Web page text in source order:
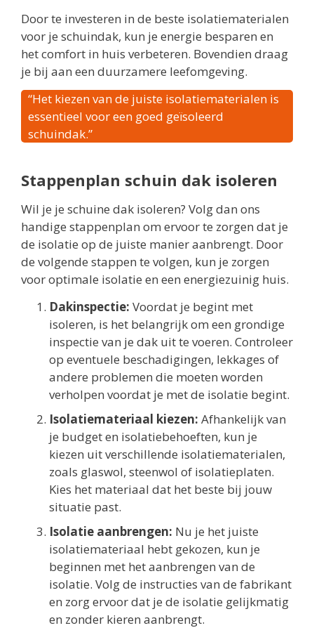
Door te investeren in de beste isolatiematerialen
voor je schuindak, kun je energie besparen en
het comfort in huis verbeteren. Bovendien draag
je bij aan een duurzamere leefomgeving.
“Het kiezen van de juiste isolatiematerialen is
essentieel voor een goed geïsoleerd
schuindak.”
Stappenplan schuin dak isoleren
Wil je je schuine dak isoleren? Volg dan ons
handige stappenplan om ervoor te zorgen dat je
de isolatie op de juiste manier aanbrengt. Door
de volgende stappen te volgen, kun je zorgen
voor optimale isolatie en een energiezuinig huis.
Dakinspectie: Voordat je begint met
isoleren, is het belangrijk om een grondige
inspectie van je dak uit te voeren. Controleer
op eventuele beschadigingen, lekkages of
andere problemen die moeten worden
verholpen voordat je met de isolatie begint.
Isolatiemateriaal kiezen: Afhankelijk van
je budget en isolatiebehoeften, kun je
kiezen uit verschillende isolatiematerialen,
zoals glaswol, steenwol of isolatieplaten.
Kies het materiaal dat het beste bij jouw
situatie past.
Isolatie aanbrengen: Nu je het juiste
isolatiemateriaal hebt gekozen, kun je
beginnen met het aanbrengen van de
isolatie. Volg de instructies van de fabrikant
en zorg ervoor dat je de isolatie gelijkmatig
en zonder kieren aanbrengt.